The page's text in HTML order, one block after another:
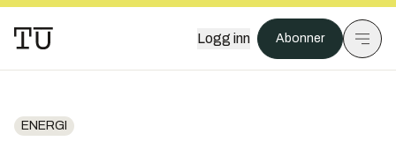
Logg inn Abonner
ENERGI